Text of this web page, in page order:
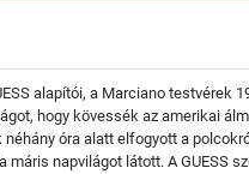
alapítói, a Marciano testvérek
hogy kövessék az amerikai
néhány óra alatt elfogyott a
máris napvilágot látott. A GUESS